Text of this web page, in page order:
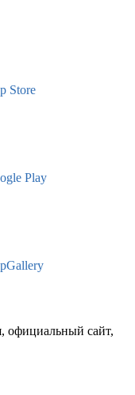
Store
Play
официальный сайт,